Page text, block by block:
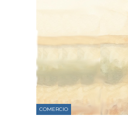
COMERCIO